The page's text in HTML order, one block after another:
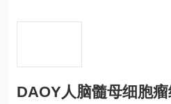
DAOY人脑髓母细胞